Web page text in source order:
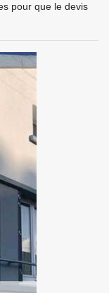
pour que le devis